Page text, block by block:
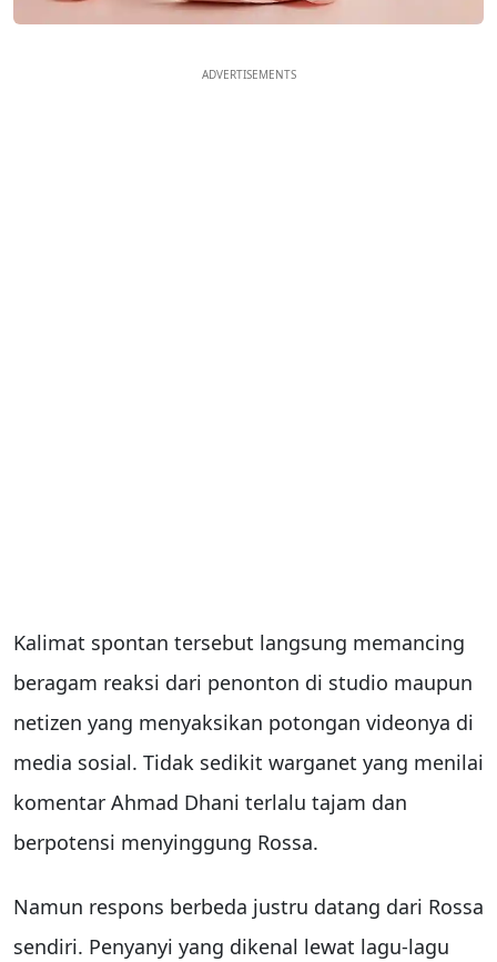
ADVERTISEMENTS
Kalimat spontan tersebut langsung memancing
beragam reaksi dari penonton di studio maupun
netizen yang menyaksikan potongan videonya di
media sosial. Tidak sedikit warganet yang menilai
komentar Ahmad Dhani terlalu tajam dan
berpotensi menyinggung Rossa.
Namun respons berbeda justru datang dari Rossa
sendiri. Penyanyi yang dikenal lewat lagu-lagu